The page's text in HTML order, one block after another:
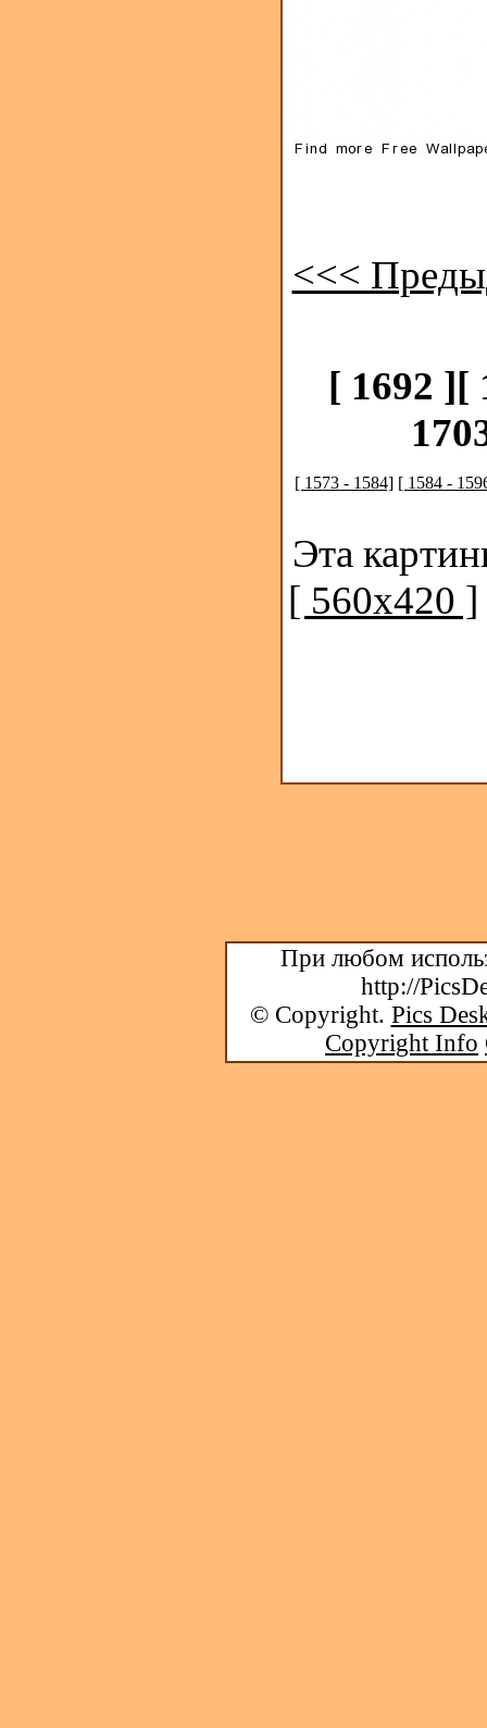
<<<
[ 1692 ][
[ 1573 - 1584] [ 1584 -
Эта
[ 560x420 ]
При любом
http://
© Copyright. Pics
Copyright Info